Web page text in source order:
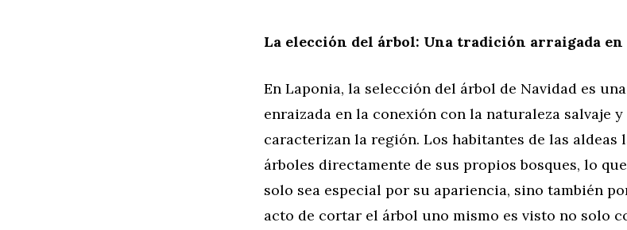
La elección del árbol: Una tradición arraigada
En Laponia, la selección del árbol de Navidad es
enraizada en la conexión con la naturaleza salvaje
caracterizan la región. Los habitantes de las aldeas
árboles directamente de sus propios bosques, lo
solo sea especial por su apariencia, sino también
acto de cortar el árbol uno mismo es visto no solo